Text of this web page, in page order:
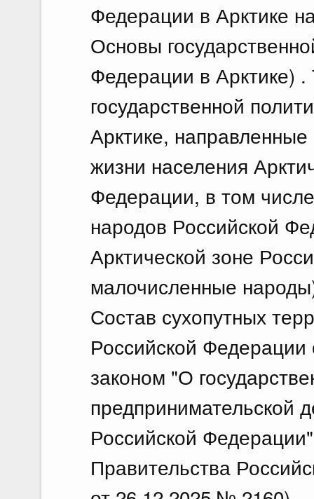
Федерации в Арктике
Основы
Федерации в Арктике)
государственной
Арктике,
жизни населения
Федерации, в том
народов Российской
Арктической зоне
малочисленные
Состав сухопутных
Российской
законом "О
предпринимательской
Российской
Правительства